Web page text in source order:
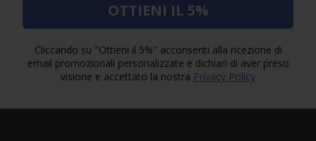
OTTIENI IL 5%
Cliccando su "Ottieni il 5%" acconsenti alla ricezione di
email promozionali personalizzate e dichiari di aver preso
visione e accettato la nostra Privacy Policy